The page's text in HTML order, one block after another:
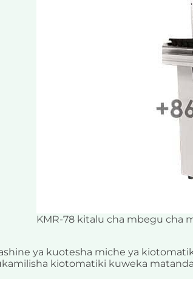
KMR-78 kitalu cha mbegu cha
ya kuotesha miche ya
kiotomatiki kuweka